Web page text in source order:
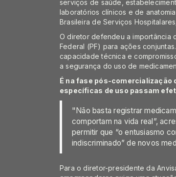
serviços de saúde,
laboratórios clínicos e de
Brasileira de Serviços
O diretor defendeu a importância
Federal (PF) para ações
capacidade técnica e
a segurança do uso de
É na fase pós-
específicas de uso passam
"Não basta registrar
comportam na vida real”,
permitir que “o entusiasmo
indiscriminado” de novos
Para o diretor-presidente da